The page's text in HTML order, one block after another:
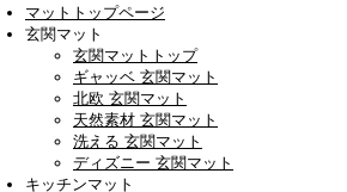
マットトップページ
玄関マット
玄関マットトップ
ギャッベ 玄関マット
北欧 玄関マット
天然素材 玄関マット
洗える 玄関マット
ディズニー 玄関マット
キッチンマット